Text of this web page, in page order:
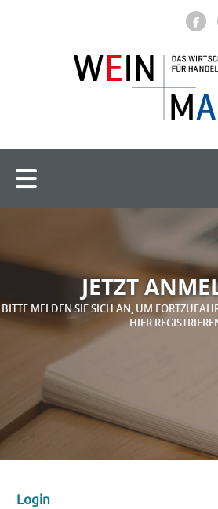
JETZT
BITTE MELDEN SIE SICH AN, UM
HIER
Login